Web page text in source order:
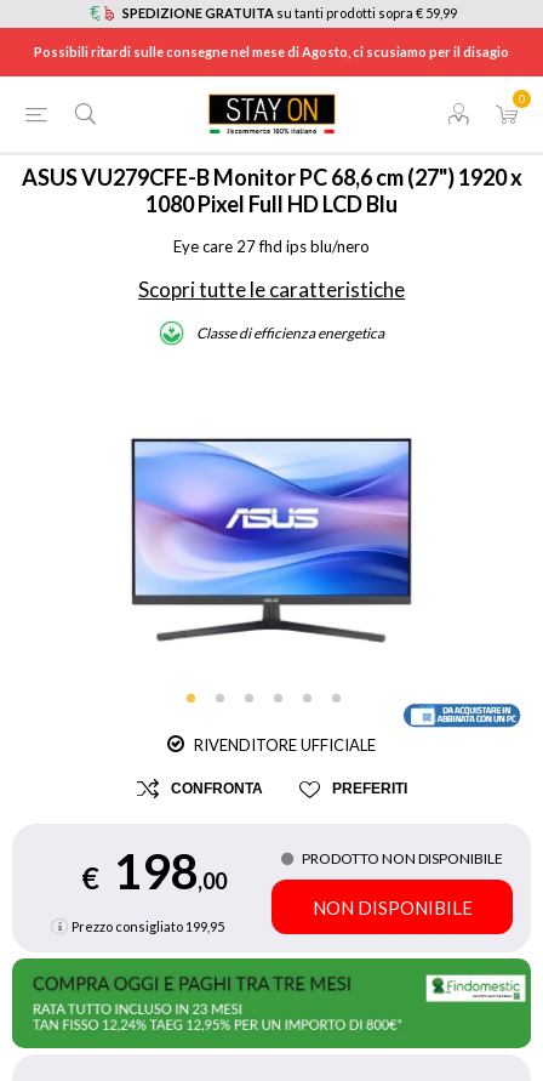
SPEDIZIONE GRATUITA su tanti prodotti sopra € 59,99
Possibili ritardi sulle consegne nel mese di Agosto, ci scusiamo per il disagio
0
INFORMATICA DESKTOP E MONITOR VU279CFE-B
ASUSVU279CFE-B Monitor PC 68,6 cm (27") 1920 x
1080 Pixel Full HD LCD Blu
Eye care 27 fhd ips blu/nero
Scopri tutte le caratteristiche
Classe di efficienza energetica
RIVENDITORE UFFICIALE
CONFRONTA PREFERITI
€ 198,00
Prezzo consigliato 199,95
PRODOTTO NON DISPONIBILE
NON DISPONIBILE